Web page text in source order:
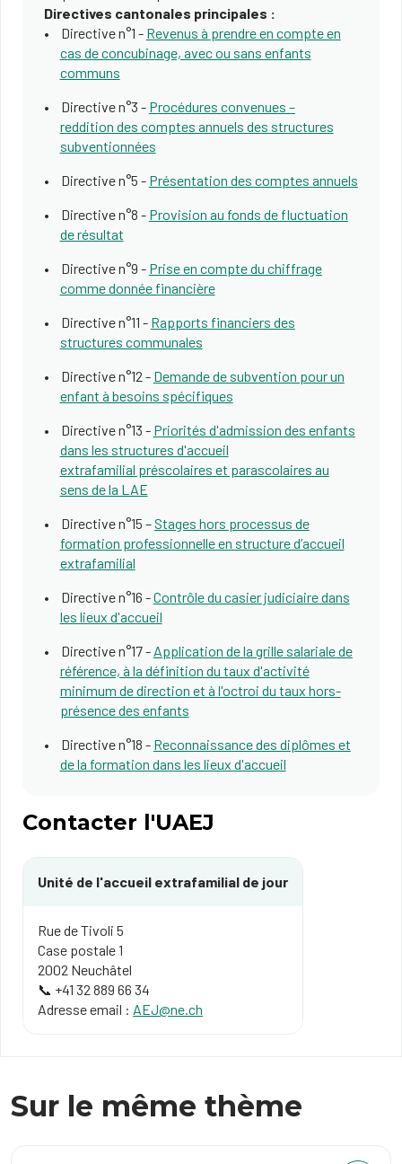
Directives cantonales principales :
Directive n°1 - Revenus à prendre en compte en
cas de concubinage, avec ou sans enfants
communs
Directive n°3 - Procédures convenues –
reddition des comptes annuels des structures
subventionnées
Directive n°5 - Présentation des comptes annuels
Directive ​n°8 - Provision au fonds de fluctuation
de résultat
Directiv​e n°9 - Prise en compte du chiffrage
comme donnée financière
Directive n°11 - Rapports financiers des
structures communales
Directive n°12 -​ Demande de subvention pour un
enfant à besoins spécifiques
Directive n°13 - Priorités d'admission des enfants
dans les structures d'accueil
extrafamilial préscolaires et parascolaires au
sens de la LAE
Directive n°15 –Stages hors processus de
formation professionnelle en structure d’accueil
extrafamilial
Directive n°16 -Contrôle du casier judiciaire dans
les lieux d'accueil
Directive n°17 - Application de la grille salariale de
référence, à la définition du taux d'activité
minimum de direction et à l'oct​roi du taux hors-
présence des enfants​​
Directive n°18 - Reconnaissance des diplômes et
de la formation dans les lieux d'accueil​​
Contacter l'UAEJ
Unité de l'accueil extrafamilial de jour
Rue de Tivoli 5
Case postale 1
2002 Neuchâtel
📞 +41 32 889 66 34
Adresse email : AEJ@ne.ch
Sur le même thème